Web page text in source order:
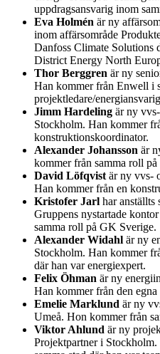
uppdragsansvarig inom
Eva Holmén är ny
inom affärsområde
Danfoss Climate Solutions
District Energy North
Thor Berggren är ny
Han kommer från Enwell i
projektledare/
Jimm Hardeling är ny
Stockholm. Han kommer
konstruktionskoordinator.
Alexander Johansson är
kommer från samma roll
David Löfqvist är ny vvs-
Han kommer från en
Kristofer Jarl har
Gruppens nystartade
samma roll på GK Sverige.
Alexander Widahl är ny
Stockholm. Han kommer
där han var energiexpert.
Felix Öhman är ny
Han kommer från den
Emelie Marklund är ny
Umeå. Hon kommer från
Viktor Ahlund är ny
Projektpartner i